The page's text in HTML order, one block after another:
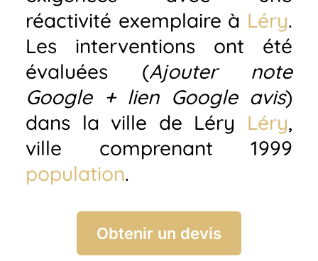
réactivité exemplaire à Léry.
Les interventions ont été
évaluées (Ajouter note
Google + lien Google avis)
dans la ville de Léry Léry,
ville comprenant 1999
population.
Obtenir un devis